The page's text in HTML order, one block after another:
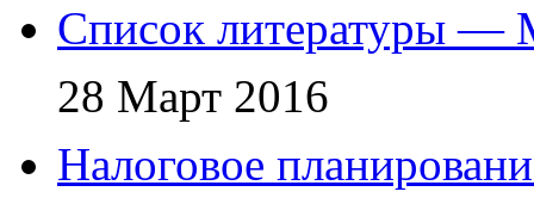
Список литературы —
28 Март 2016
Налоговое